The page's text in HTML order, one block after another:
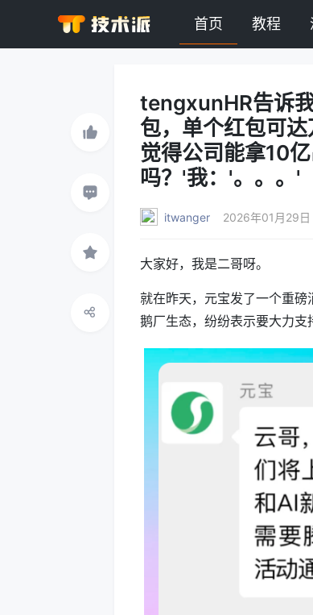
首页 教程
tengxunHR告诉
包，单个红包可
觉得公司能拿10
吗？'我：'。。。'
itwanger 2026年01月29
大家好，我是二哥呀。
就在昨天，元宝发了一个重
鹅厂生态，纷纷表示要大力支